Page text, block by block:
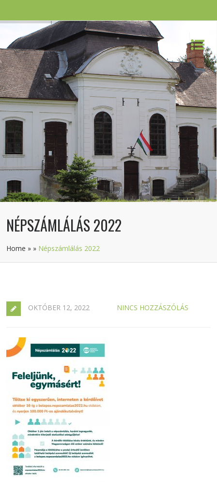
NÉPSZÁMLÁLÁS 2022
Home » » Népszámlálás 2022
OKTÓBER 12, 2022 NINCS HOZZÁSZÓLÁS